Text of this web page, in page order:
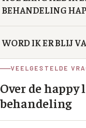
BEHANDELING
WORD IK ER BLIJ
VEELGESTELDE
Over de happy
behandeling